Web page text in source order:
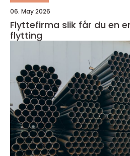
06. May 2026
Flyttefirma slik får du en enklere og tryggere
flytting